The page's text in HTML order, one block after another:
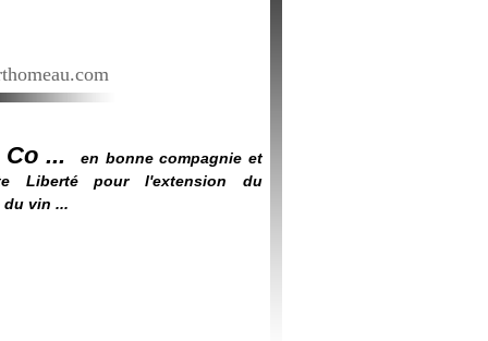
...
en bonne compagnie et
Liberté pour l'extension du
du vin ...